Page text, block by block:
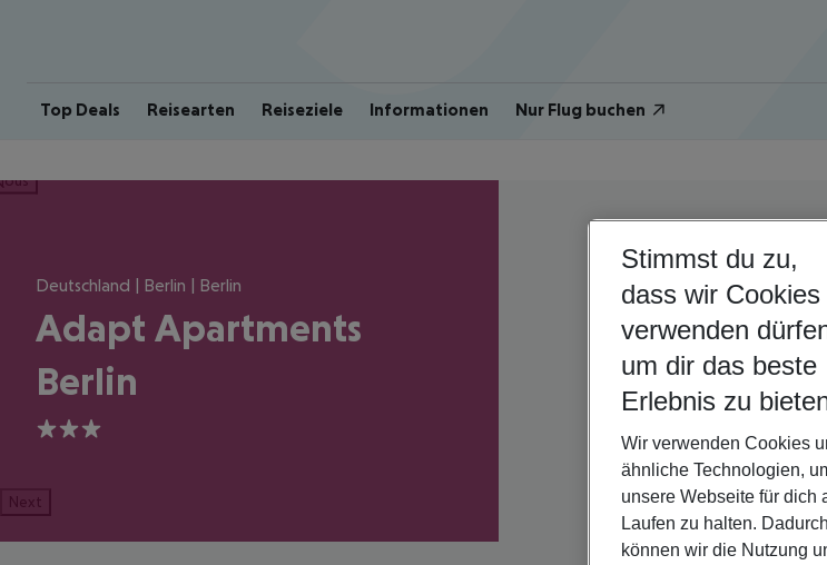
Top Deals Reisearten Reiseziele Informationen Nur Flug buchen
Deutschland | Berlin | Berlin
Adapt Apartments
Berlin
3
Next
Stimmst du zu,
dass wir Cookies
verwenden
um dir das beste
Erlebnis zu
Wir verwenden Cookies
ähnliche Technologien,
unsere Webseite für dich
Laufen zu halten. Dadurch
können wir die Nutzung